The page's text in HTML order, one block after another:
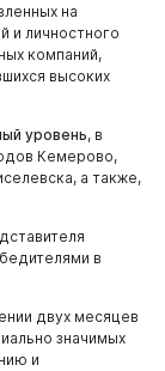
на
и личностного
компаний,
высоких
уровень, в
Кемерово,
а также,
в
двух месяцев
значимых
и